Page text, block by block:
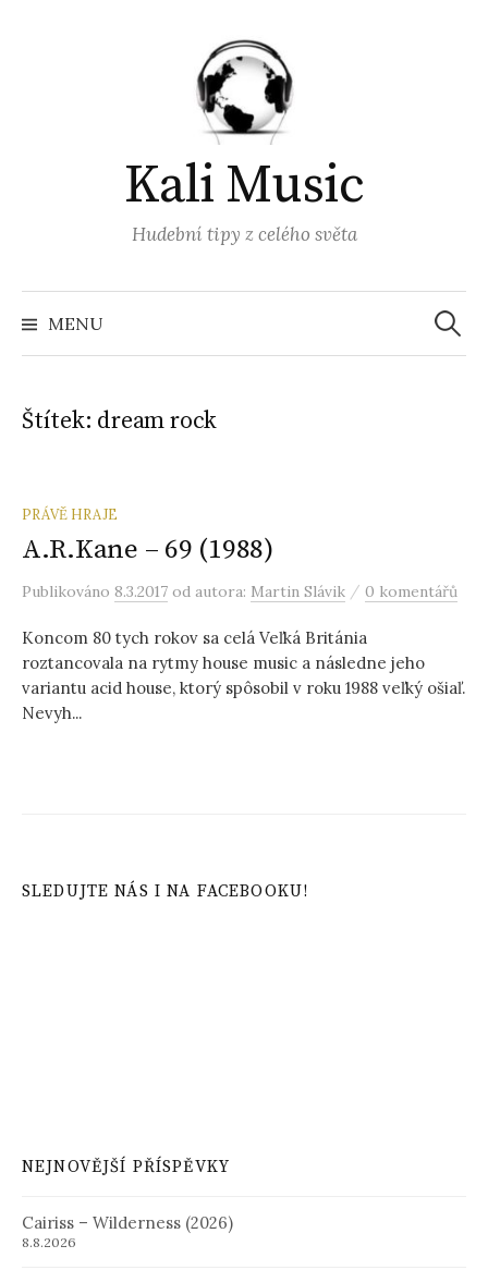
Kali Music
Hudební tipy z celého světa
MENU
Štítek: dream rock
PRÁVĚ HRAJE
A.R.Kane – 69 (1988)
Publikováno 8.3.2017 od autora: Martin Slávik / 0 komentářů
Koncom 80 tych rokov sa celá Veľká Británia
roztancovala na rytmy house music a následne jeho
variantu acid house, ktorý spôsobil v roku 1988 veľký ošiaľ.
Nevyh...
SLEDUJTE NÁS I NA FACEBOOKU!
NEJNOVĚJŠÍ PŘÍSPĚVKY
Cairiss – Wilderness (2026)
8.8.2026